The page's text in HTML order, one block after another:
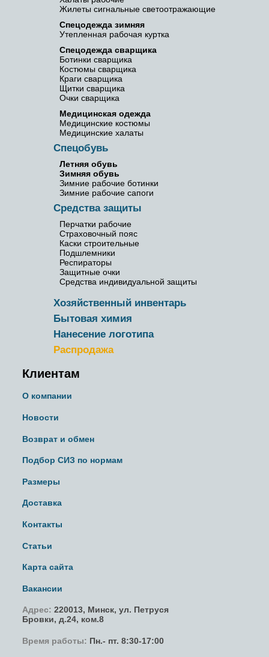
Жилеты сигнальные светоотражающие
Спецодежда зимняя
Утепленная рабочая куртка
Спецодежда сварщика
Ботинки сварщика
Костюмы сварщика
Краги сварщика
Щитки сварщика
Очки сварщика
Медицинская одежда
Медицинские костюмы
Медицинские халаты
Спецобувь
Летняя обувь
Зимняя обувь
Зимние рабочие ботинки
Зимние рабочие сапоги
Средства защиты
Перчатки рабочие
Страховочный пояс
Каски строительные
Подшлемники
Респираторы
Защитные очки
Средства индивидуальной защиты
Хозяйственный инвентарь
Бытовая химия
Нанесение логотипа
Распродажа
Клиентам
О компании
Новости
Возврат и обмен
Подбор СИЗ по нормам
Размеры
Доставка
Контакты
Статьи
Карта сайта
Вакансии
Адрес: 220013, Минск, ул. Петруся
Бровки, д.24, ком.8
Время работы: Пн.- пт. 8:30-17:00